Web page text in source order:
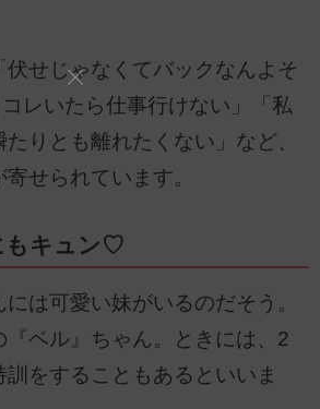
伏せじゃなくてバックなんよそ
レいたら仕事行けない」「私
りとも離れたくない」など、
せられています。
もキュン♡
は可愛い妹がいるのだそう。
『ベル』ちゃん。ときには、2
訓をすることもあるといいま